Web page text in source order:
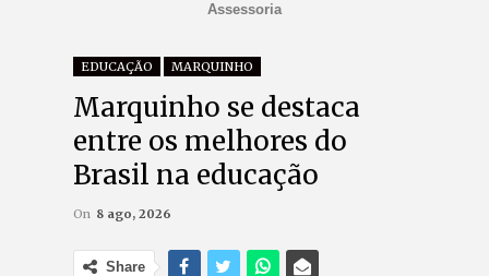
Assessoria
EDUCAÇÃO MARQUINHO
Marquinho se destaca
entre os melhores do
Brasil na educação
On 8 ago, 2026
Share